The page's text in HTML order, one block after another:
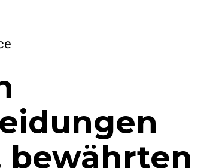
bewährten